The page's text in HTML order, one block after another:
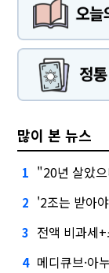
많이 본 뉴스
1 "20년 살았
2 '2조는 받아
3 전액 비과세
4 메디큐브·아